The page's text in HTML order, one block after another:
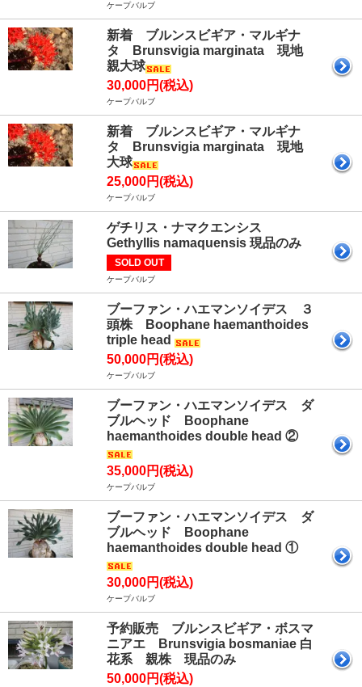
ケープバルブ
新着 ブルンスビギア・マルギナ
タ Brunsvigia marginata 現地
親大球
30,000円(税込)
ケープバルブ
新着 ブルンスビギア・マルギナ
タ Brunsvigia marginata 現地
大球
25,000円(税込)
ケープバルブ
ゲチリス・ナマクエンシス
Gethyllis namaquensis 現品のみ
SOLD OUT
ケープバルブ
ブーファン・ハエマンソイデス ３
頭株 Boophane haemanthoides
triple head
50,000円(税込)
ケープバルブ
ブーファン・ハエマンソイデス ダ
ブルヘッド Boophane
haemanthoides double head ②
35,000円(税込)
ケープバルブ
ブーファン・ハエマンソイデス ダ
ブルヘッド Boophane
haemanthoides double head ①
30,000円(税込)
ケープバルブ
予約販売 ブルンスビギア・ボスマ
ニアエ Brunsvigia bosmaniae 白
花系 親株 現品のみ
50,000円(税込)